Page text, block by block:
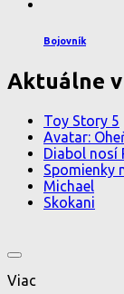
Bojovník
Aktuálne
Toy Story 5
Avatar:
Diabol nosí
Spomienky
Michael
Skokani
Viac